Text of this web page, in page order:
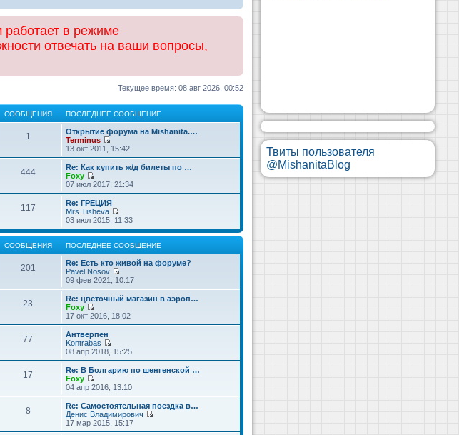
в режиме
отвечать на ваши вопросы,
Текущее время: 08 авг 2026, 00:52
СООБЩЕНИЯ ПОСЛЕДНЕЕ СООБЩЕНИЕ
1
Открытие форума на Mishanita.…
Terminus
П
е
р
е
й
т
и
к
п
о
с
л
е
н
е
м
у
с
о
б
н
и
ю
13 окт 2011, 15:42
444
Re: Как купить ж/д билеты по …
Foxy
П
е
р
е
й
т
и
к
п
о
с
л
е
н
е
м
у
с
о
о
б
щ
н
и
ю
07 июл 2017, 21:34
117
Re: ГРЕЦИЯ
Mrs Tisheva
П
е
р
е
й
т
к
п
о
с
л
е
е
м
с
о
б
щ
е
н
и
03 июл 2015, 11:33
СООБЩЕНИЯ ПОСЛЕДНЕЕ СООБЩЕНИЕ
201
Re: Есть кто живой на форуме?
Pavel Nosov
П
е
р
е
й
т
п
о
л
д
н
е
м
у
с
09 фев 2021, 10:17
23
Re: цветочный магазин в аэроп…
Foxy
П
е
р
е
й
т
к
п
о
л
е
д
17 окт 2016, 18:02
77
Антверпен
Kontrabas
П
е
р
е
й
т
к
п
о
08 апр 2018, 15:25
17
Re: В Болгарию по шенгенской …
Foxy
П
е
р
е
й
т
04 апр 2016, 13:10
8
Re: Самостоятельная поездка в…
Денис Владимирович
е
17 мар 2015, 15:17
Твиты пользователя
@MishanitaBlog